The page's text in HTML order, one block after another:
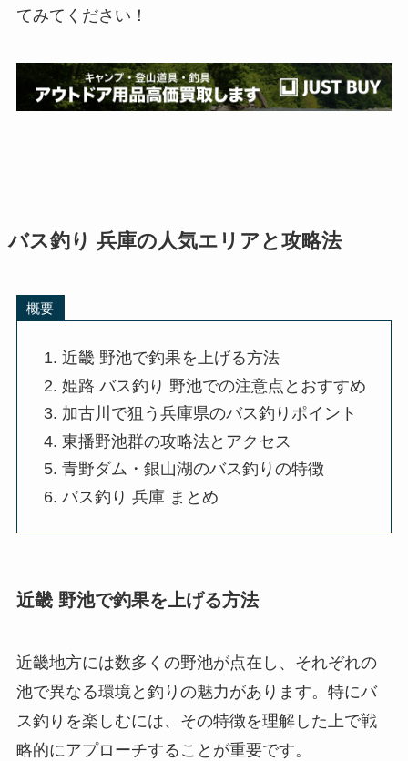
てみてください！
バス釣り 兵庫の人気エリアと攻略法
概要
近畿 野池で釣果を上げる方法
姫路 バス釣り 野池での注意点とおすすめ
加古川で狙う兵庫県のバス釣りポイント
東播野池群の攻略法とアクセス
青野ダム・銀山湖のバス釣りの特徴
バス釣り 兵庫 まとめ
近畿 野池で釣果を上げる方法
近畿地方には数多くの野池が点在し、それぞれの
池で異なる環境と釣りの魅力があります。特にバ
ス釣りを楽しむには、その特徴を理解した上で戦
略的にアプローチすることが重要です。